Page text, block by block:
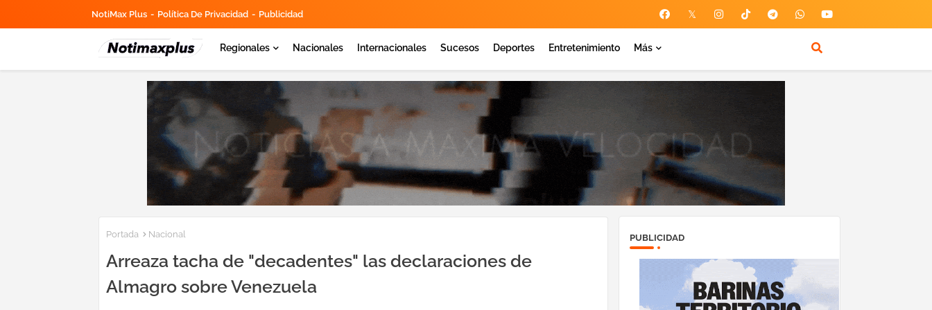
NotiMax Plus Política De Privacidad Publicidad
Regionales Nacionales Internacionales Sucesos Deportes Entretenimiento Más
Portada Nacional
Arreaza tacha de "decadentes" las declaraciones de
Almagro sobre Venezuela
PUBLICIDAD